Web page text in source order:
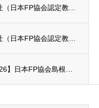
ビジネス教育出版社（日本FP協会認定教育機関）継続セミナー終了のお知らせ
ビジネス教育出版社（日本FP協会認定教育機関）継続セミナー終了のお知らせ
【FPフォーラム2026】日本FP協会島根支部のお知らせ